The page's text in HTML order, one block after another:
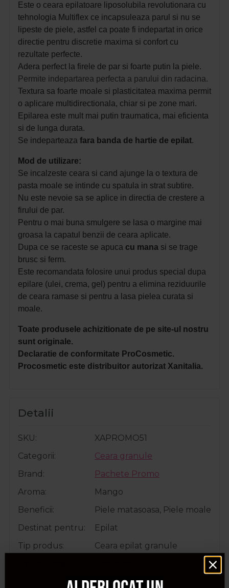
Este o ceara epilatoare liposolubila revolutionara cu
tehnologia Multiflex ce incapsuleaza parul si nu se
lipeste de piele, astfel ca poate fi indepartat in orice
directie pentru discretie maxima si confort cu
rezultate perfecte.
Adera perfect la firele de par si foarte putin la piele.
Permite indepartarea perfecta a parului din radacina.
Textura sa foarte moale si plasticitatea maxima permit
o aplicare multidirectionala, chiar si pe zone mari.
Epilarea este mult mai putin traumatica, mai eficienta
si de lunga durata.
Se indeparteaza fara banda de hartie de epilat.
Mod de utilizare:
Se incalzeste ceara si cand ajunge la o textura de
pasta moale se intinde cu spatula in strat subtire.
Nu este nevoie sa se aplice in directia de crestere a
firului de par.
Pentru o mai buna smulgere se lasa o margine mai
groasa la capatul benzii de ceara aplicate.
Dupa ce se raceste se apuca cu mana si se trage
brusc si ferm.
Este recomandata folosire unui produs special dupa
epilare (ulei, crema, gel) pentru a elimina reziduurile
de ceara ramase si pentru a lasa pielea curata si
moale.
Toate produsele achizitionate de pe site-ul nostru
sunt originale.
Declaratie de conformitate ProCosmetic.
Procosmetic este distribuitor autorizat Xanitalia.
Detalii
SKU
XAPROMO51
Categorii
Ceara granule
Brand
Pachete Promo
Aroma
Mango
Beneficii
Piele matasoasa, Piele moale
Destinat pentru
Epilat
Tip produs
Ceara epilat granule